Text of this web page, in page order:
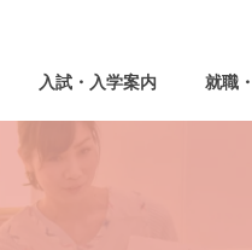
入試・入学案内 就職